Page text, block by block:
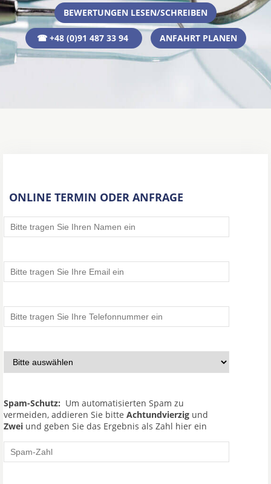
BEWERTUNGEN LESEN/SCHREIBEN
☎ +48 (0)91 487 33 94 ANFAHRT PLANEN
ONLINE TERMIN ODER ANFRAGE
Spam-Schutz: Um automatisierten Spam zu
vermeiden, addieren Sie bitte Achtundvierzig und
Zwei und geben Sie das Ergebnis als Zahl hier ein